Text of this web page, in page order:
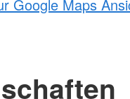
Google Maps